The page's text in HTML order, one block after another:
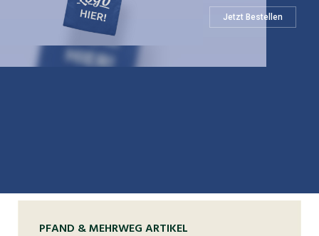
Jetzt Bestellen
PFAND & MEHRWEG ARTIKEL